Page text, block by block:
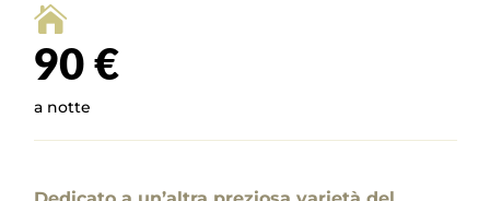

90 €
a notte